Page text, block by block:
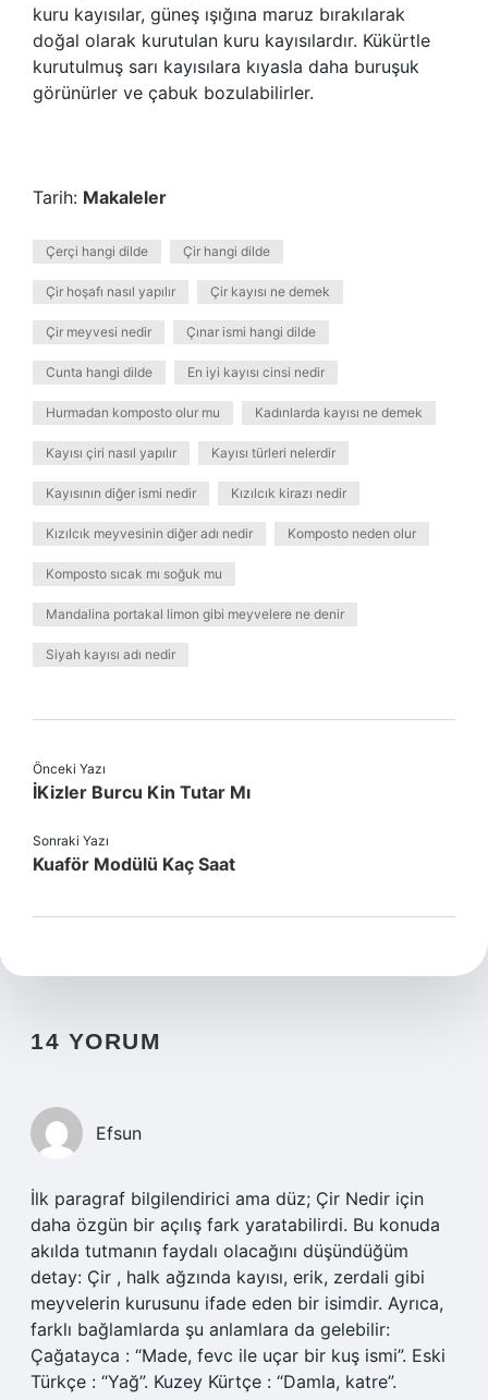
kuru kayısılar, güneş ışığına maruz bırakılarak
doğal olarak kurutulan kuru kayısılardır. Kükürtle
kurutulmuş sarı kayısılara kıyasla daha buruşuk
görünürler ve çabuk bozulabilirler.
Tarih: Makaleler
Çerçi hangi dilde Çir hangi dilde
Çir hoşafı nasıl yapılır Çir kayısı ne demek
Çir meyvesi nedir Çınar ismi hangi dilde
Cunta hangi dilde En iyi kayısı cinsi nedir
Hurmadan komposto olur mu Kadınlarda kayısı ne demek
Kayısı çiri nasıl yapılır Kayısı türleri nelerdir
Kayısının diğer ismi nedir Kızılcık kirazı nedir
Kızılcık meyvesinin diğer adı nedir Komposto neden olur
Komposto sıcak mı soğuk mu
Mandalina portakal limon gibi meyvelere ne denir
Siyah kayısı adı nedir
Önceki Yazı
İKizler Burcu Kin Tutar Mı
Sonraki Yazı
Kuaför Modülü Kaç Saat
14 YORUM
Efsun
İlk paragraf bilgilendirici ama düz; Çir Nedir için
daha özgün bir açılış fark yaratabilirdi. Bu konuda
akılda tutmanın faydalı olacağını düşündüğüm
detay: Çir , halk ağzında kayısı, erik, zerdali gibi
meyvelerin kurusunu ifade eden bir isimdir. Ayrıca,
farklı bağlamlarda şu anlamlara da gelebilir:
Çağatayca : “Made, fevc ile uçar bir kuş ismi”. Eski
Türkçe : “Yağ”. Kuzey Kürtçe : “Damla, katre”.